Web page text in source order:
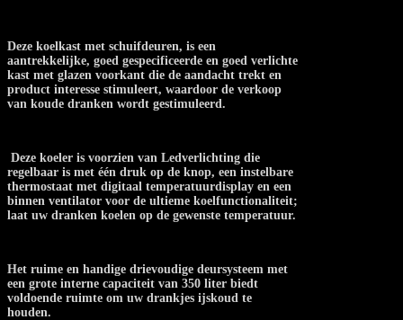
Deze koelkast met schuifdeuren, is een
aantrekkelijke, goed gespecificeerde en goed verlichte
kast met glazen voorkant die de aandacht trekt en
product interesse stimuleert, waardoor de verkoop
van koude dranken wordt gestimuleerd.
Deze koeler is voorzien van Ledverlichting die
regelbaar is met één druk op de knop, een instelbare
thermostaat met digitaal temperatuurdisplay en een
binnen ventilator voor de ultieme koelfunctionaliteit;
laat uw dranken koelen op de gewenste temperatuur.
Het ruime en handige drievoudige deursysteem met
een grote interne capaciteit van 350 liter biedt
voldoende ruimte om uw drankjes ijskoud te
houden.